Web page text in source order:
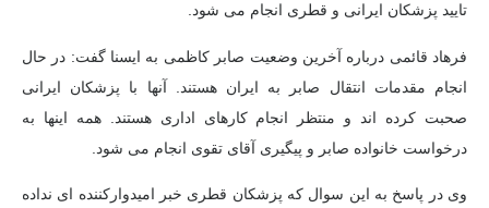
تایید پزشکان ایرانی و قطری انجام می شود.
فرهاد قائمی درباره آخرین وضعیت صابر کاظمی به ایسنا گفت: در حال
انجام مقدمات انتقال صابر به ایران هستند. آنها با پزشکان ایرانی
صحبت کرده اند و منتظر انجام کارهای اداری هستند. همه اینها به
درخواست خانواده صابر و پیگیری آقای تقوی انجام می شود.
وی در پاسخ به این سوال که پزشکان قطری خبر امیدوارکننده ای نداده